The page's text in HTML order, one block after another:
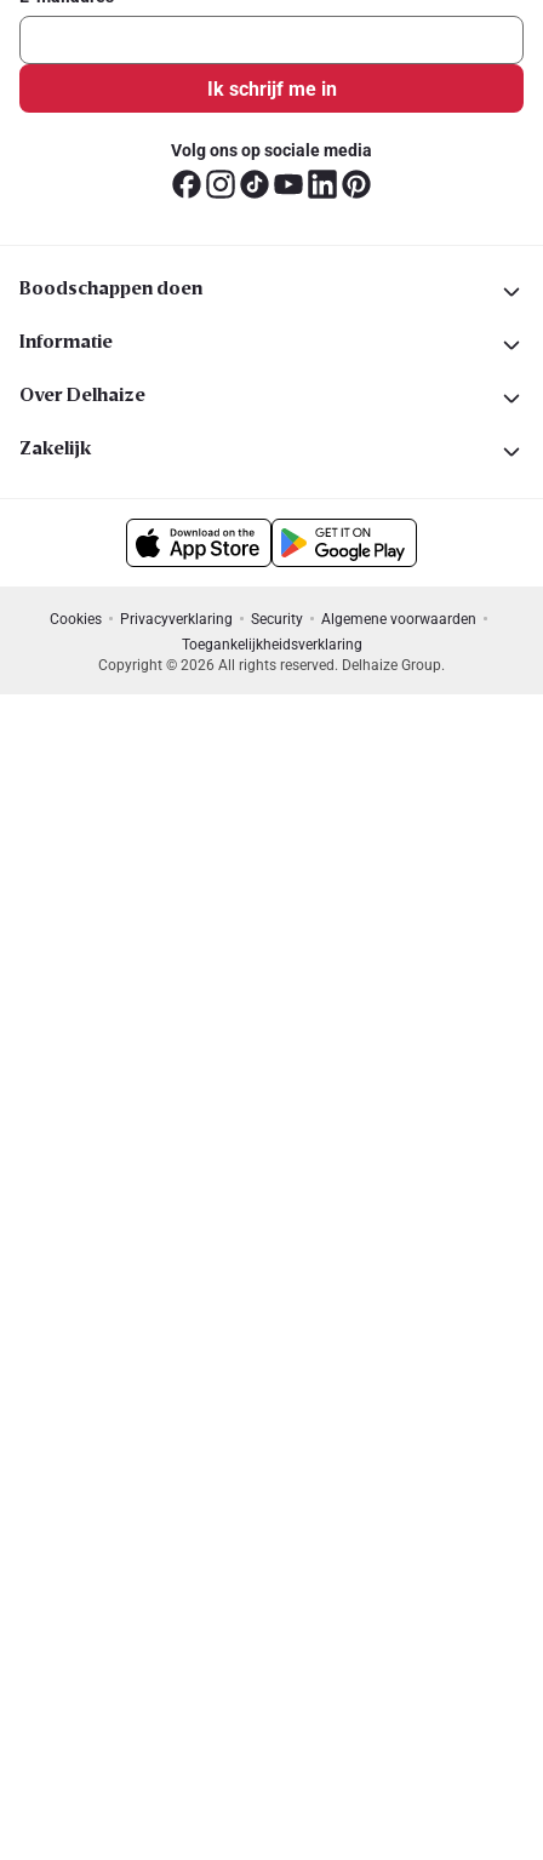
Ik schrijf me in
Volg ons op sociale media
Boodschappen doen
Informatie
Over Delhaize
Zakelijk
Cookies Privacyverklaring Security
Algemene voorwaarden
Toegankelijkheidsverklaring
Copyright © 2026 All rights reserved. Delhaize Group.